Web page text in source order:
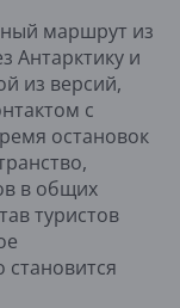
маршрут из
Антарктику и
из версий,
с
остановок
в общих
туристов